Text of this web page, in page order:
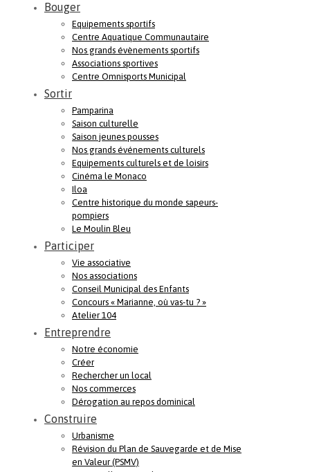
Bouger
Equipements sportifs
Centre Aquatique Communautaire
Nos grands évènements sportifs
Associations sportives
Centre Omnisports Municipal
Sortir
Pamparina
Saison culturelle
Saison jeunes pousses
Nos grands événements culturels
Equipements culturels et de loisirs
Cinéma le Monaco
Iloa
Centre historique du monde sapeurs-
pompiers
Le Moulin Bleu
Participer
Vie associative
Nos associations
Conseil Municipal des Enfants
Concours « Marianne, où vas-tu ? »
Atelier 104
Entreprendre
Notre économie
Créer
Rechercher un local
Nos commerces
Dérogation au repos dominical
Construire
Urbanisme
Révision du Plan de Sauvegarde et de Mise
en Valeur (PSMV)